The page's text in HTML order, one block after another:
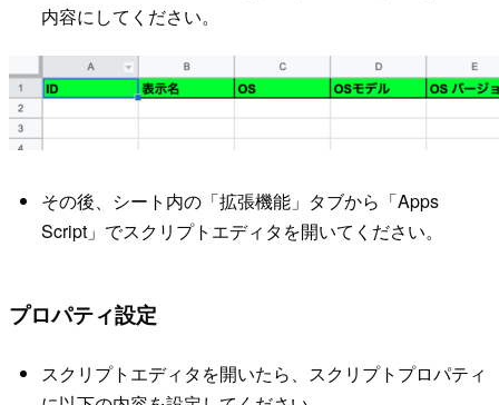
内容にしてください。
その後、シート内の「拡張機能」タブから「Apps
Script」でスクリプトエディタを開いてください。
プロパティ設定
スクリプトエディタを開いたら、スクリプトプロパティ